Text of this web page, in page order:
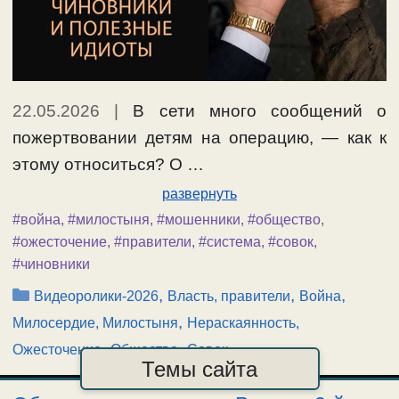
22.05.2026
В сети много сообщений о
пожертвовании детям на операцию, — как к
этому относиться? О …
развернуть
#война, #милостыня, #мошенники, #общество,
#ожесточение, #правители, #система, #совок,
#чиновники
Рубрики
Видеоролики-2026, Власть, правители, Война,
Милосердие, Милостыня, Нераскаянность,
Ожесточение,Общество,Совок
Темы сайта